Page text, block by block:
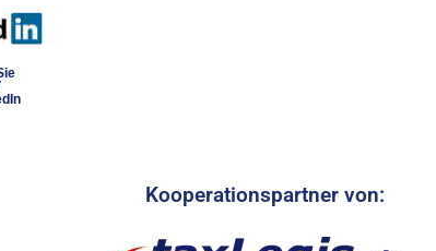
Kooperationspartner von: